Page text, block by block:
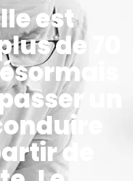
est
de 70
un
de